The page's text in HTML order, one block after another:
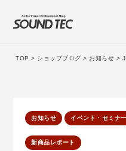
TOP > ショップブログ > お知らせ >
お知らせ イベント・セミナー
新商品レポート